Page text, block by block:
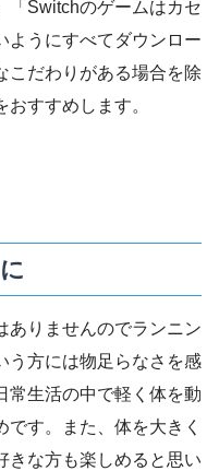
「Switchのゲームはカセ
ようにすべてダウンロー
こだわりがある場合を除
すすめします。
ありませんのでランニン
う方には物足らなさを感
常生活の中で軽く体を動
す。また、体を大きく
きな方も楽しめると思い